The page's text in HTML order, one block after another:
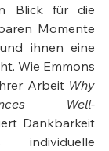
Blick für die
Momente
ihnen eine
Wie Emmons
Arbeit Why
Well-
Dankbarkeit